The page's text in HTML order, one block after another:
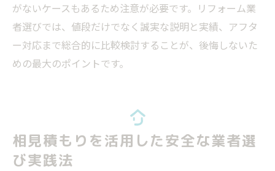
がないケースもあるため注意が必要です。リフォーム業
者選びでは、値段だけでなく誠実な説明と実績、アフタ
ー対応まで総合的に比較検討することが、後悔しないた
めの最大のポイントです。
相見積もりを活用した安全な業者選
び実践法